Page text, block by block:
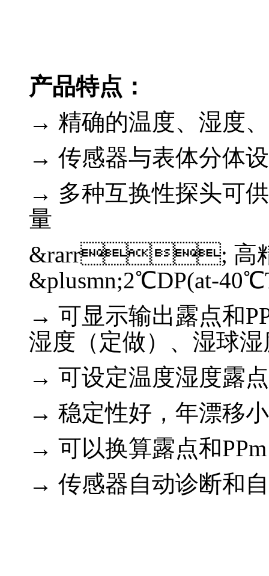
产品特点：
→ 精确的温度、湿度
→ 传感器与表体分体
→ 多种互换性探头可
量
&rarr; 高精
&plusmn;2℃DP(at-
→ 可显示输出露点和
湿度（定做）、湿球
→ 可设定温度湿度露
→ 稳定性好，年漂移小
→ 可以换算露点和PPm
→ 传感器自动诊断和